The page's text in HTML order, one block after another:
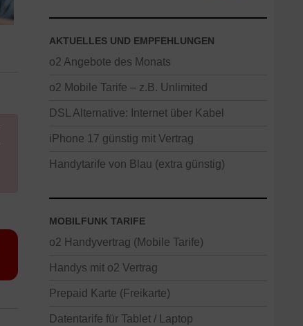
AKTUELLES UND EMPFEHLUNGEN
o2 Angebote des Monats
o2 Mobile Tarife – z.B. Unlimited
DSL Alternative: Internet über Kabel
iPhone 17 günstig mit Vertrag
Handytarife von Blau (extra günstig)
MOBILFUNK TARIFE
o2 Handyvertrag (Mobile Tarife)
Handys mit o2 Vertrag
Prepaid Karte (Freikarte)
Datentarife für Tablet / Laptop